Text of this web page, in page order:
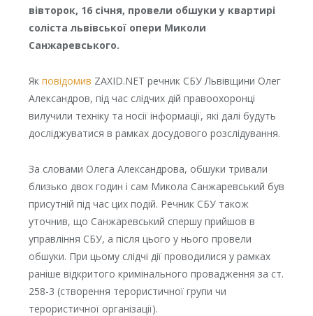
вівторок, 16 січня, провели обшуки у квартирі
соліста львівської опери Миколи
Санжаревського.
Як повідомив ZAXID.NET речник СБУ Львівщини Олег
Александров, під час слідчих дій правоохоронці
вилучили техніку та носії інформації, які далі будуть
досліджуватися в рамках досудового розслідування.
За словами Олега Александрова, обшуки тривали
близько двох годин і сам Микола Санжаревський був
присутній під час цих подій. Речник СБУ також
уточнив, що Санжаревський спершу прийшов в
управління СБУ, а після цього у нього провели
обшуки. При цьому слідчі дії проводилися у рамках
раніше відкритого кримінального провадження за ст.
258-3 (створення терористичної групи чи
терористичної організації).